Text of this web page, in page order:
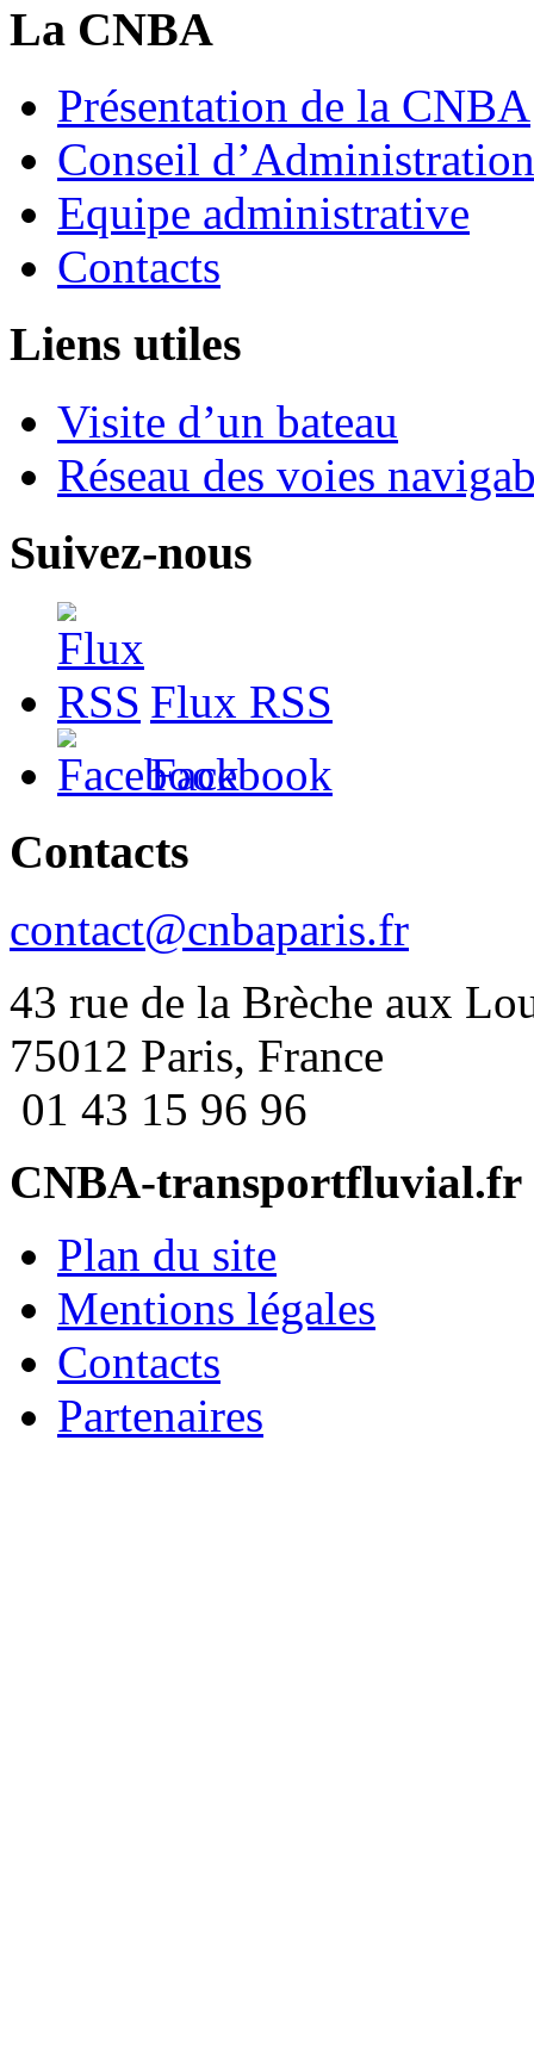
La CNBA
Présentation de la CNBA
Conseil d’Administration
Equipe administrative
Contacts
Liens utiles
Visite d’un bateau
Réseau des voies
Suivez-nous
Flux RSS
Facebook
Contacts
contact@cnbaparis.fr
43 rue de la Brèche aux
75012 Paris, France
01 43 15 96 96
CNBA-transportfluvial.fr
Plan du site
Mentions légales
Contacts
Partenaires